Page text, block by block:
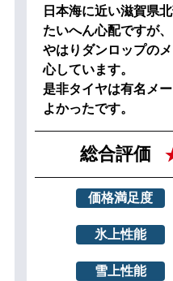
日本海に近い滋賀県
たいへん心配ですが、
やはりダンロップの
心しています。
是非タイヤは有名メ
よかったです。
総合評価
価格満足度
氷上性能
雪上性能